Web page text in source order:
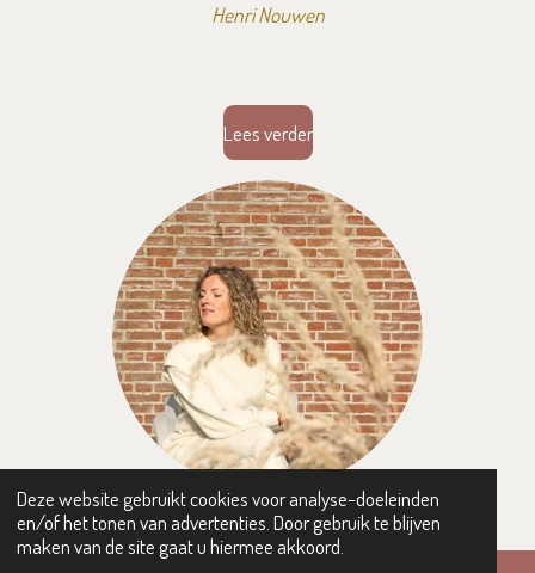
Deze website gebruikt cookies voor analyse-doeleinden
en/of het tonen van advertenties. Door gebruik te blijven
maken van de site gaat u hiermee akkoord.
Henri Nouwen
Lees verder
Contact